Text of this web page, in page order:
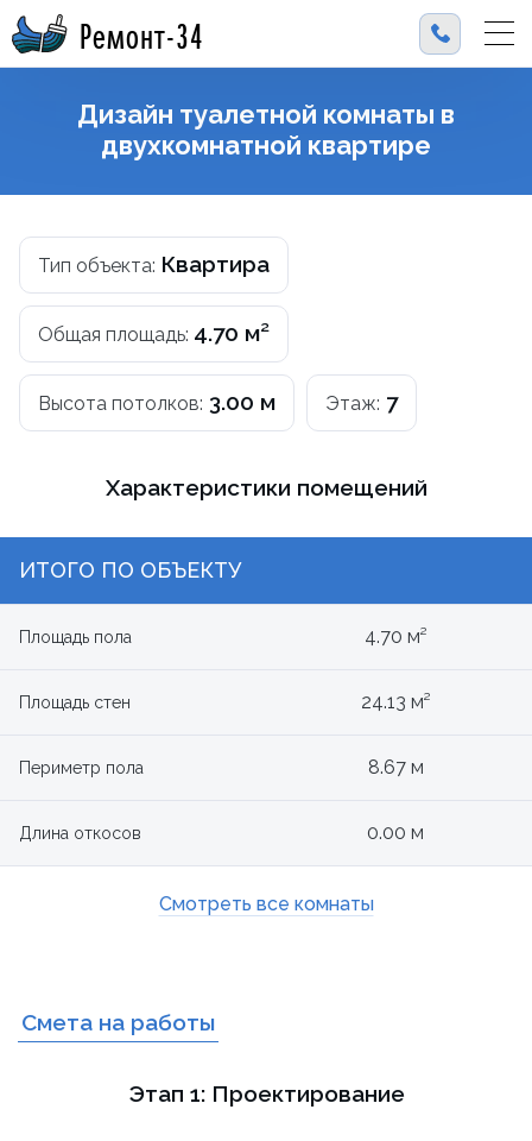
Ремонт-34
Дизайн туалетной комнаты в
двухкомнатной квартире
Тип объекта: Квартира
Общая площадь: 4.70 м²
Высота потолков: 3.00 м Этаж: 7
Характеристики помещений
ИТОГО ПО ОБЪЕКТУ
Площадь пола 4.70 м²
Площадь стен 24.13 м²
Периметр пола 8.67 м
Длина откосов 0.00 м
Смотреть все комнаты
Смета на работы
Этап 1: Проектирование